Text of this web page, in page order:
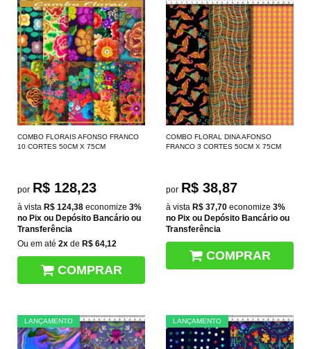
COMBO FLORAIS AFONSO FRANCO
10 CORTES 50CM X 75CM
por R$ 128,23
à vista R$ 124,38 economize 3%
no Pix ou Depósito Bancário ou
Transferência
Ou em até 2x de R$ 64,12
COMPRAR
COMBO FLORAL DINA AFONSO
FRANCO 3 CORTES 50CM X 75CM
por R$ 38,87
à vista R$ 37,70 economize 3%
no Pix ou Depósito Bancário ou
Transferência
COMPRAR
LANÇAMENTO LANÇAMENTO